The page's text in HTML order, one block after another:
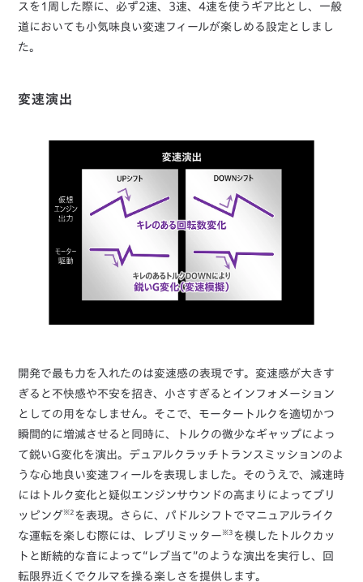
スを1周した際に、必ず2速、3速、4速を使うギア比とし、一般
道においても小気味良い変速フィールが楽しめる設定としまし
た。
変速演出
開発で最も力を入れたのは変速感の表現です。変速感が大きす
ぎると不快感や不安を招き、小さすぎるとインフォメーション
としての用をなしません。そこで、モータートルクを適切かつ
瞬間的に増減させると同時に、トルクの微少なギャップによっ
て鋭いG変化を演出。デュアルクラッチトランスミッションのよ
うな心地良い変速フィールを表現しました。そのうえで、減速時
にはトルク変化と疑似エンジンサウンドの高まりによってブリ
ッピング ※2 を表現。さらに、パドルシフトでマニュアルライク
な運転を楽しむ際には、レブリミッター ※3 を模したトルクカッ
トと断続的な音によって“レブ当て”のような演出を実行し、回
転限界近くでクルマを操る楽しさを提供します。